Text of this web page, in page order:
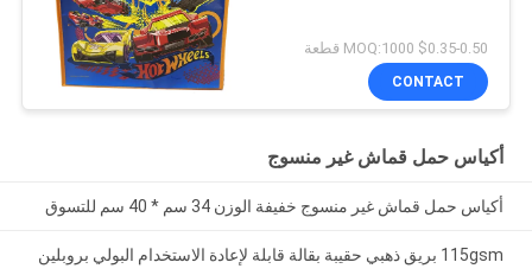
$0.35-0.50 MOQ:1000 قطعة
CONTACT
أكياس حمل قماش غير منسوج
أكياس حمل قماش غير منسوج خفيفة الوزن 34 سم * 40 سم للتسوق
115gsm بريق ذهبي حقيبة بقالة قابلة لإعادة الاستخدام البولي بروبلين